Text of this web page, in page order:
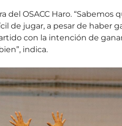
OSACC Haro. “Sabemos
de jugar, a pesar de haber
con la intención de
indica.